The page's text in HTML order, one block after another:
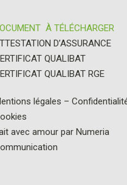
À TÉLÉCHARGER
D’ASSURANCE
QUALIBAT
QUALIBAT RGE
légales –
avec amour parNumeria